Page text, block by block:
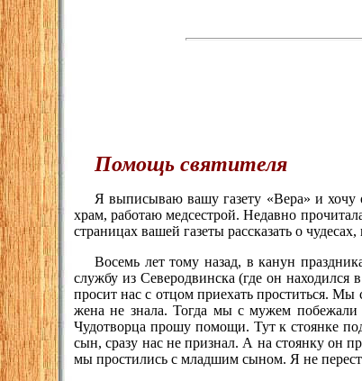
Помощь святителя
Я выписываю вашу газету «Вера» и хочу
храм, работаю медсестрой. Недавно
страницах вашей газеты рассказать о
Восемь лет тому назад, в канун
службу из Северодвинска (где он находился
просит нас с отцом приехать проститься.
жена не знала. Тогда мы с мужем побежали
Чудотворца прошу помощи. Тут к стоянке
сын, сразу нас не признал. А на стоянку он
мы простились с младшим сыном. Я не